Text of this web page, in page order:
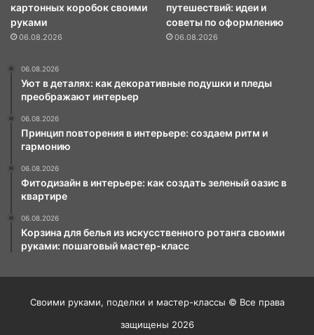
картонных коробок своими
руками
06.08.2026
путешествий: идеи и
советы по оформлению
06.08.2026
06.08.2026
Уют в деталях: как декоративные подушки и пледы
преображают интерьер
06.08.2026
Принцип повторения в интерьере: создаем ритм и
гармонию
06.08.2026
Фитодизайн в интерьере: как создать зеленый оазис в
квартире
06.08.2026
Корзина для белья из искусственного ротанга своими
руками: пошаговый мастер-класс
Своими руками, поделки и мастер-классы © Все права
защищены 2026